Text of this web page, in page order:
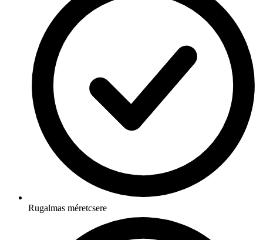
Rugalmas méretcsere